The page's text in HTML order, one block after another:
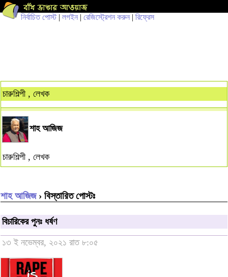
নির্বাচিত পোস্ট| লগইন | রেজিস্ট্রেশন করুন | রিফ্রেস
চারুশিল্পী , লেখক
শাহ আজিজ
চারুশিল্পী , লেখক
শাহ আজিজ› বিস্তারিত পোস্টঃ
বিচারিকের পুনঃ ধর্ষণ
১৩ ই নভেম্বর, ২০২১ রাত ৮:০৫